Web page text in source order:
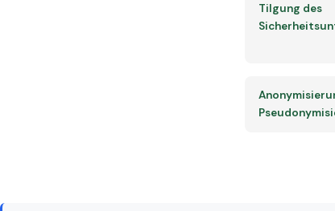
Tilgung des